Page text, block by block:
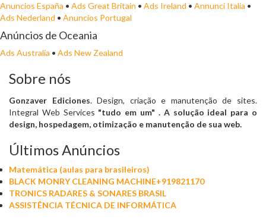
Anuncios España • Ads Great Britain • Ads Ireland • Annunci Italia •
Ads Nederland • Anuncios Portugal
Anúncios de Oceania
Ads Australia • Ads New Zealand
Sobre nós
Gonzaver Ediciones. Design, criação e manutenção de sites.
Integral Web Services "tudo em um" . A solução ideal para o
design, hospedagem, otimização e manutenção de sua web.
Últimos Anúncios
Matemática (aulas para brasileiros)
BLACK MONRY CLEANING MACHINE+919821170
TRONICS RADARES & SONARES BRASIL
ASSISTÊNCIA TÉCNICA DE INFORMÁTICA